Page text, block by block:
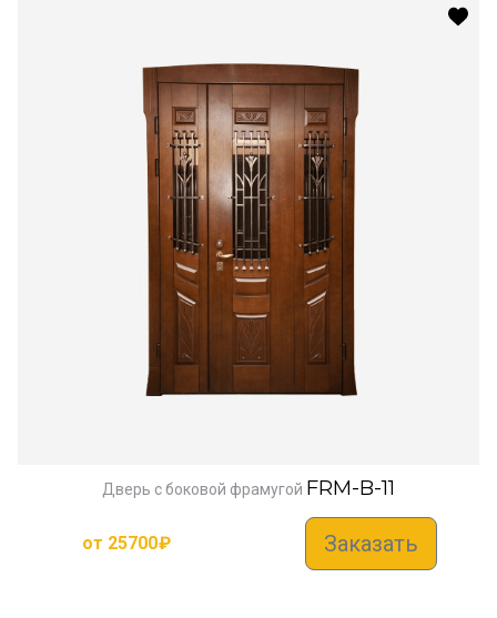
Дверь с боковой фрамугой FRM-B-11
от 25700₽ Заказать